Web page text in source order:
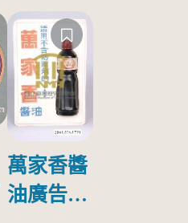
萬家香醬
油廣告塑